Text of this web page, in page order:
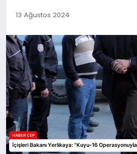
13 Ağustos 2024